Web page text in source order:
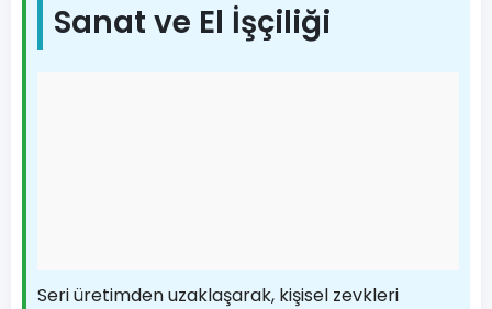
Sanat ve El İşçiliği
Seri üretimden uzaklaşarak, kişisel zevkleri